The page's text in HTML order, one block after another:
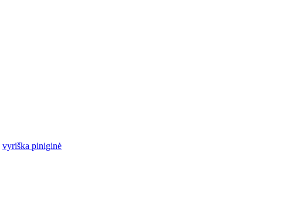
vyriška piniginė